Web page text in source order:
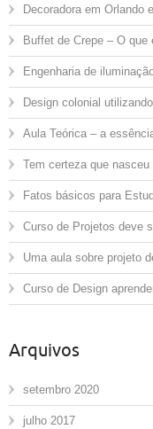
Decoradora em Orlando
Buffet de Crepe – O
Engenharia de
Design colonial
Aula Teórica – a
Tem certeza que nasceu
Fatos básicos para
Curso de Projetos deve
Uma aula sobre projeto
Curso de Design
Arquivos
setembro 2020
julho 2017